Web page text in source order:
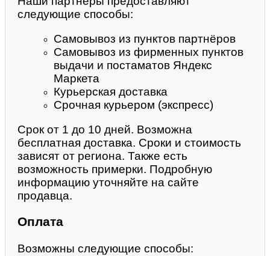
следующие способы:
Самовывоз из пунктов партнёров
Самовывоз из фирменных пунктов
выдачи и постаматов Яндекс
Маркета
Курьерская доставка
Срочная курьером (экспресс)
Срок от 1 до 10 дней. Возможна
бесплатная доставка. Сроки и стоимость
зависят от региона. Также есть
возможность примерки. Подробную
информацию уточняйте на сайте
продавца.
Оплата
Возможны следующие способы: